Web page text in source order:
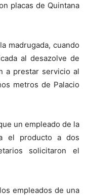
placas de Quintana
madrugada, cuando
al desazolve de
a prestar servicio al
metros de Palacio
un empleado de la
el producto a dos
solicitaron el
empleados de una